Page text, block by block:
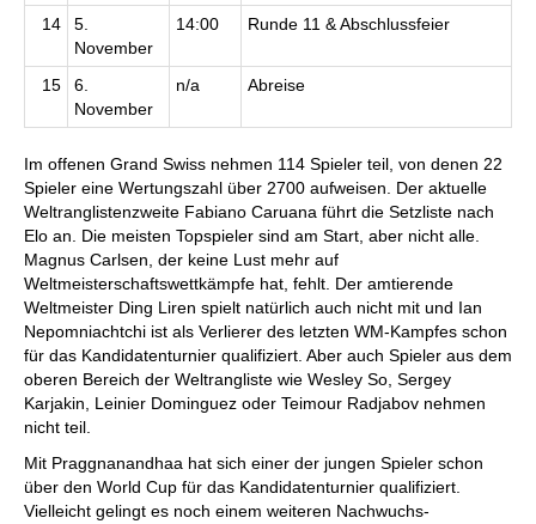
14
5.
November
14:00 Runde 11 & Abschlussfeier
15
6.
November
n/a Abreise
Im offenen Grand Swiss nehmen 114 Spieler teil, von denen 22
Spieler eine Wertungszahl über 2700 aufweisen. Der aktuelle
Weltranglistenzweite Fabiano Caruana führt die Setzliste nach
Elo an. Die meisten Topspieler sind am Start, aber nicht alle.
Magnus Carlsen, der keine Lust mehr auf
Weltmeisterschaftswettkämpfe hat, fehlt. Der amtierende
Weltmeister Ding Liren spielt natürlich auch nicht mit und Ian
Nepomniachtchi ist als Verlierer des letzten WM-Kampfes schon
für das Kandidatenturnier qualifiziert. Aber auch Spieler aus dem
oberen Bereich der Weltrangliste wie Wesley So, Sergey
Karjakin, Leinier Dominguez oder Teimour Radjabov nehmen
nicht teil.
Mit Praggnanandhaa hat sich einer der jungen Spieler schon
über den World Cup für das Kandidatenturnier qualifiziert.
Vielleicht gelingt es noch einem weiteren Nachwuchs-